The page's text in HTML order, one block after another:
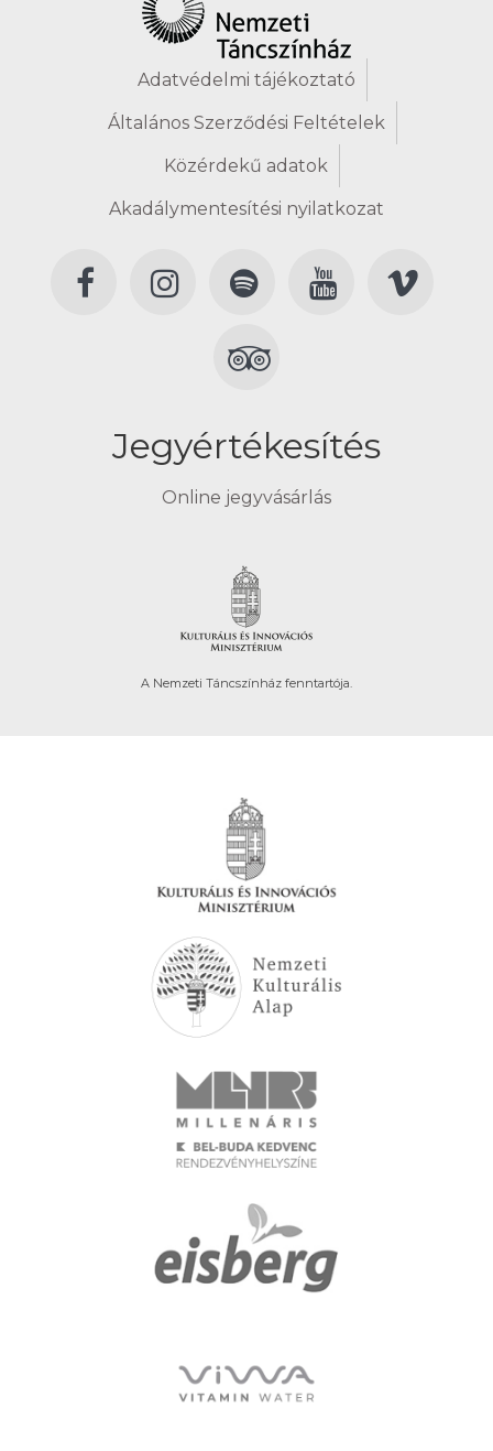
Adatvédelmi tájékoztató
Általános Szerződési Feltételek
Közérdekű adatok
Akadálymentesítési nyilatkozat
Jegyértékesítés
Online jegyvásárlás
A Nemzeti Táncszínház fenntartója.